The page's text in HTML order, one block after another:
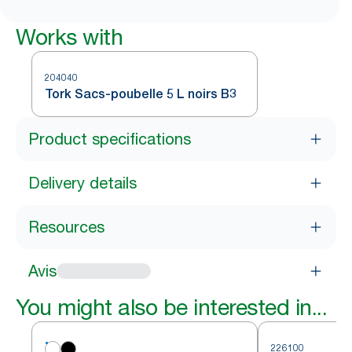
Works with
204040
Tork Sacs-poubelle 5 L noirs B3
Product specifications
Delivery details
Resources
Avis
You might also be interested in...
226100